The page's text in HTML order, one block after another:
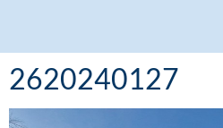
2620240127